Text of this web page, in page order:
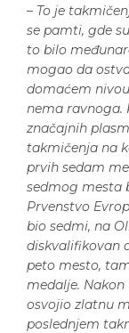
– To je
se pamti, gde
to bilo
mogao da
domaćem
nema ravnoga.
značajnih
takmičenja na
prvih sedam
sedmog mesta
Prvenstvo
bio sedmi, na
diskvalifikovan
peto mesto,
medalje.
osvojio zlatnu
poslednjem